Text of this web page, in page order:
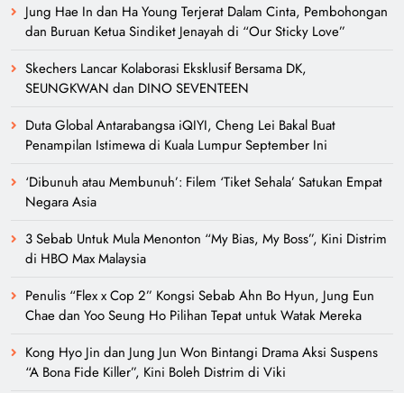
Jung Hae In dan Ha Young Terjerat Dalam Cinta, Pembohongan
dan Buruan Ketua Sindiket Jenayah di “Our Sticky Love”
Skechers Lancar Kolaborasi Eksklusif Bersama DK,
SEUNGKWAN dan DINO SEVENTEEN
Duta Global Antarabangsa iQIYI, Cheng Lei Bakal Buat
Penampilan Istimewa di Kuala Lumpur September Ini
‘Dibunuh atau Membunuh’: Filem ‘Tiket Sehala’ Satukan Empat
Negara Asia
3 Sebab Untuk Mula Menonton “My Bias, My Boss”, Kini Distrim
di HBO Max Malaysia
Penulis “Flex x Cop 2” Kongsi Sebab Ahn Bo Hyun, Jung Eun
Chae dan Yoo Seung Ho Pilihan Tepat untuk Watak Mereka
Kong Hyo Jin dan Jung Jun Won Bintangi Drama Aksi Suspens
“A Bona Fide Killer”, Kini Boleh Distrim di Viki